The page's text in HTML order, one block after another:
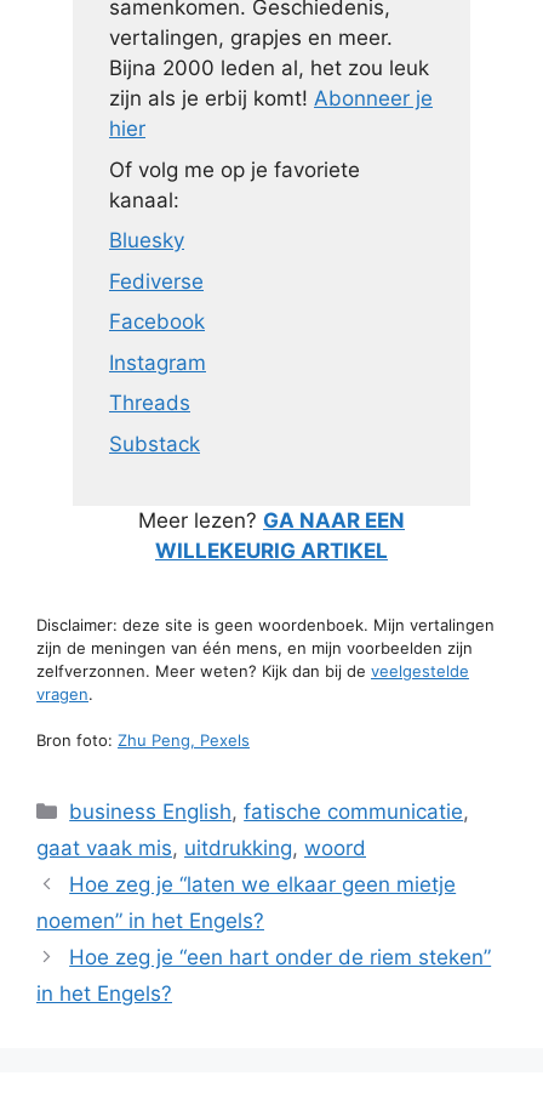
samenkomen. Geschiedenis,
vertalingen, grapjes en meer.
Bijna 2000 leden al, het zou leuk
zijn als je erbij komt! Abonneer je
hier
Of volg me op je favoriete
kanaal:
Bluesky
Fediverse
Facebook
Instagram
Threads
Substack
Meer lezen? GA NAAR EEN
WILLEKEURIG ARTIKEL
Disclaimer: deze site is geen woordenboek. Mijn vertalingen
zijn de meningen van één mens, en mijn voorbeelden zijn
zelfverzonnen. Meer weten? Kijk dan bij de veelgestelde
vragen.
Bron foto: Zhu Peng, Pexels
Categorieën
business English,fatische communicatie,
gaat vaak mis, uitdrukking, woord
Hoe zeg je “laten we elkaar geen mietje
noemen” in het Engels?
Hoe zeg je “een hart onder de riem steken”
in het Engels?